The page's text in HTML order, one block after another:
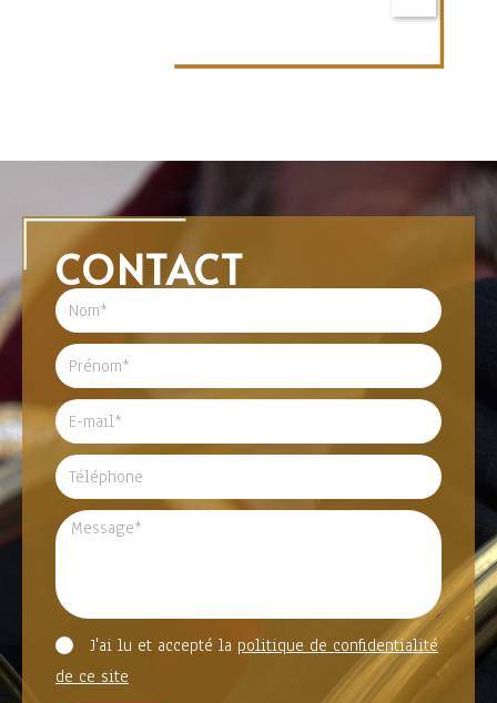
CONTACT
J'ai lu et accepté la politique de confidentialité
de ce site